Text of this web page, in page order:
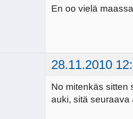
En oo vielä
28.11.2010
No mitenkäs sitten
auki, sitä seuraava